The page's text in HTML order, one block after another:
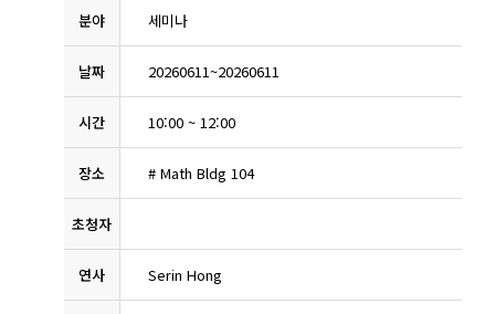
분야 세미나
날짜 20260611~20260611
시간 10:00 ~ 12:00
장소 # Math Bldg 104
초청자
연사 Serin Hong